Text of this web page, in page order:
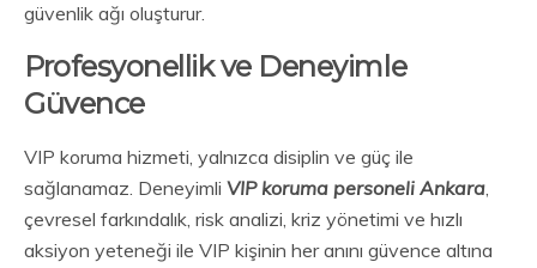
güvenlik ağı oluşturur.
Profesyonellik ve Deneyimle
Güvence
VIP koruma hizmeti, yalnızca disiplin ve güç ile
sağlanamaz. Deneyimli VIP koruma personeli Ankara,
çevresel farkındalık, risk analizi, kriz yönetimi ve hızlı
aksiyon yeteneği ile VIP kişinin her anını güvence altına